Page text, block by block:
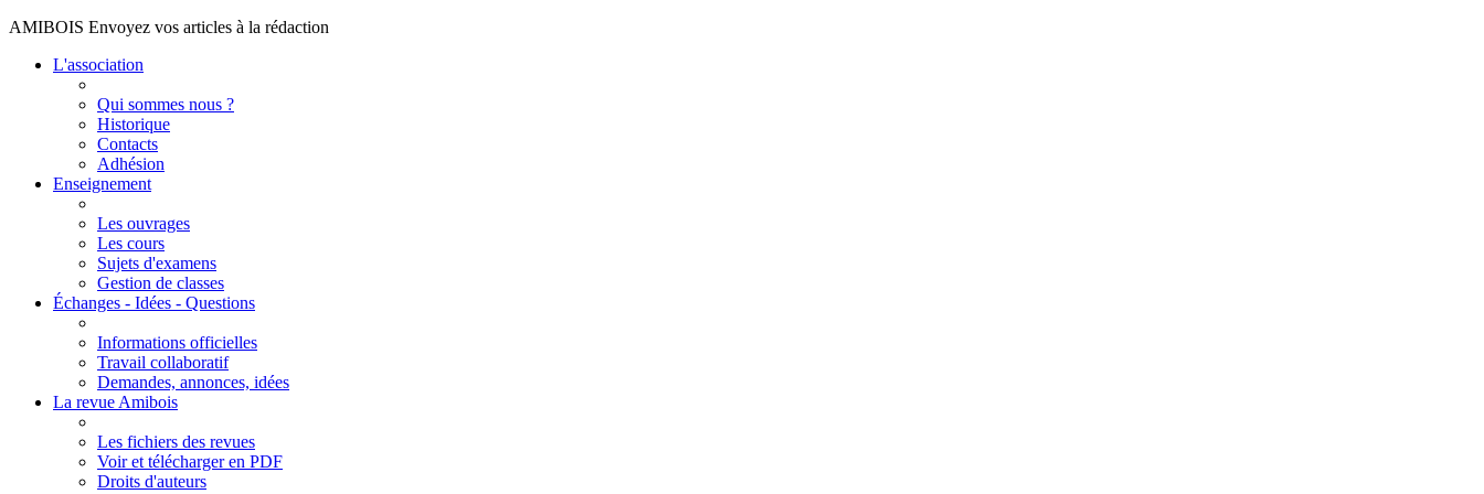
AMIBOIS Envoyez vos articles à la rédaction
L'association
Qui sommes nous ?
Historique
Contacts
Adhésion
Enseignement
Les ouvrages
Les cours
Sujets d'examens
Gestion de classes
Échanges - Idées - Questions
Informations officielles
Travail collaboratif
Demandes, annonces, idées
La revue Amibois
Les fichiers des revues
Voir et télécharger en PDF
Droits d'auteurs